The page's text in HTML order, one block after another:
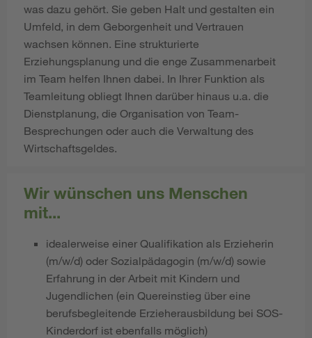
was dazu gehört. Sie geben Halt und gestalten ein
Umfeld, in dem Geborgenheit und Vertrauen
wachsen können. Eine strukturierte
Erziehungsplanung und die enge Zusammenarbeit
im Team helfen Ihnen dabei. In Ihrer Funktion als
Teamleitung obliegt Ihnen darüber hinaus u.a. die
Dienstplanung, die Organisation von Team-
Besprechungen oder auch die Verwaltung des
Wirtschaftsgeldes.
Wir wünschen uns Menschen
mit...
idealerweise einer Qualifikation als Erzieherin
(m/w/d) oder Sozialpädagogin (m/w/d) sowie
Erfahrung in der Arbeit mit Kindern und
Jugendlichen (ein Quereinstieg über eine
berufsbegleitende Erzieherausbildung bei SOS-
Kinderdorf ist ebenfalls möglich)